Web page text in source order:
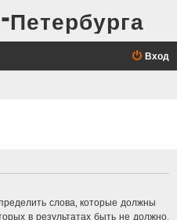
Вход
слова, которые должны
в результатах быть не должно.